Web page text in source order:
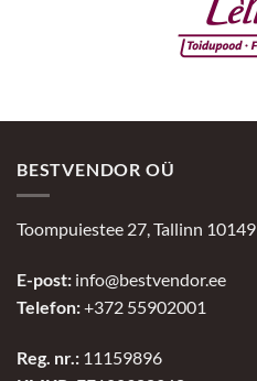
BESTVENDOR OÜ
Toompuiestee 27, Tallinn 10149
E-post: info@bestvendor.ee
Telefon:+372 55902001
Reg. nr.: 11159896